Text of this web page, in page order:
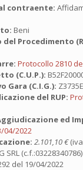
contraente:
Beni
Procedimento
Protocollo 2810
(C.U.P.):
Gara (C.I.G.):
del RUP:
ed
04/2022
2.101,10 €
SRL (c.f.:03228340786)
del 19/04/2022